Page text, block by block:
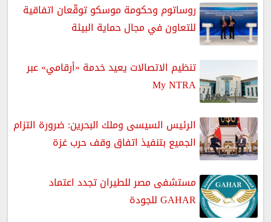
روساتوم وحكومة موسكو توقّعان اتفاقية
للتعاون في مجال حماية البيئة
تنظيم الاتصالات يعيد خدمة «أرقامي» عبر
My NTRA
الرئيس السيسى وملك البحرين: ضرورة التزام
الجميع بتنفيذ اتفاق وقف حرب غزة
مستشفى مصر للطيران تجدد اعتماد
GAHAR للجودة